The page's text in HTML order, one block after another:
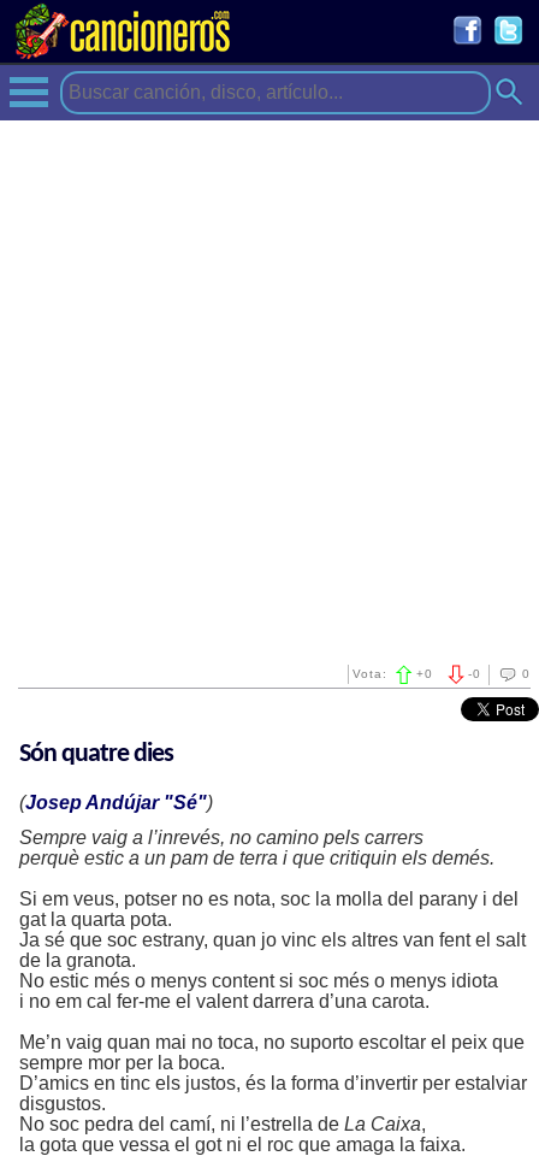
0
-0
Vota: +0
Són quatre dies
(Josep Andújar "Sé")
Sempre vaig a l’inrevés, no camino pels carrers
perquè estic a un pam de terra i que critiquin els demés.
Si em veus, potser no es nota, soc la molla del parany i del
gat la quarta pota.
Ja sé que soc estrany, quan jo vinc els altres van fent el salt
de la granota.
No estic més o menys content si soc més o menys idiota
i no em cal fer-me el valent darrera d’una carota.
Me’n vaig quan mai no toca, no suporto escoltar el peix que
sempre mor per la boca.
D’amics en tinc els justos, és la forma d’invertir per estalviar
disgustos.
No soc pedra del camí, ni l’estrella de La Caixa,
la gota que vessa el got ni el roc que amaga la faixa.